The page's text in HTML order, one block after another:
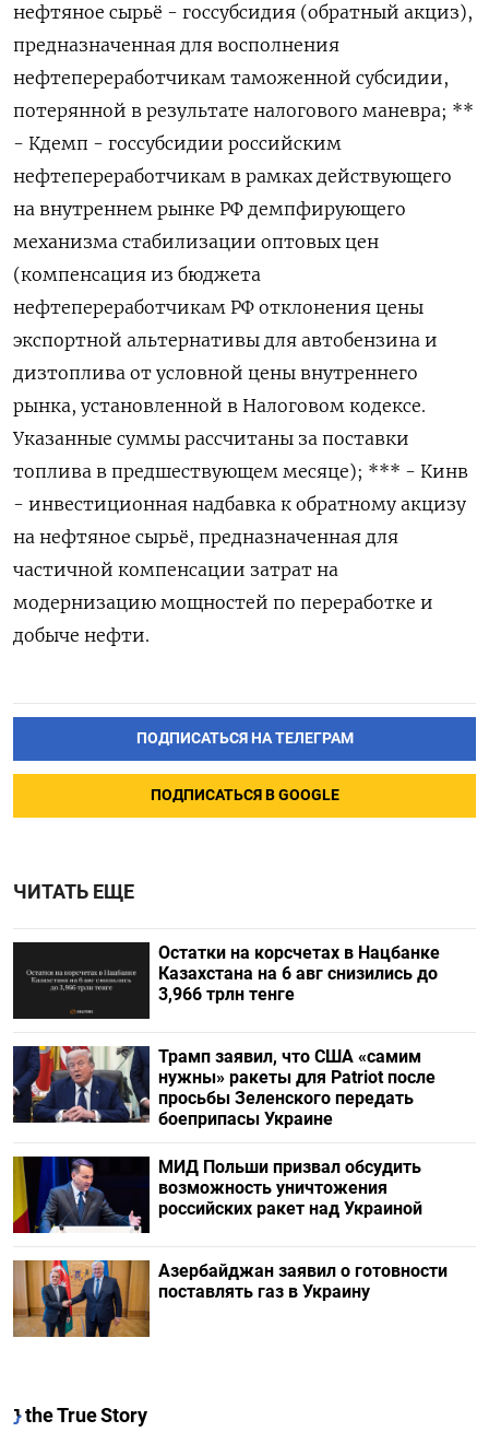
нефтяное ​сырьё - госсубсидия (обратный акциз),
предназначенная для восполнения
нефтепереработчикам таможенной субсидии,
потерянной в результате налогового маневра; **
- Кдемп - госсубсидии российским
нефтепереработчикам в рамках действующего
на внутреннем рынке РФ демпфирующего
механизма стабилизации оптовых цен
(компенсация из бюджета
нефтепереработчикам РФ отклонения цены
экспортной ​альтернативы для автобензина ⁠и
дизтоплива от условной цены внутреннего
рынка, установленной в Налоговом кодексе.
Указанные суммы ‌рассчитаны за поставки
топлива в предшествующем месяце); *** - Кинв
- ‌инвестиционная надбавка к обратному акцизу
на нефтяное сырьё, предназначенная ​для
частичной компенсации затрат на
модернизацию мощностей ‌по переработке и
добыче нефти.
ПОДПИСАТЬСЯ НА ТЕЛЕГРАМ
ПОДПИСАТЬСЯ В GOOGLE
ЧИТАТЬ ЕЩЕ
Остатки на корсчетах в Нацбанке
Казахстана на 6 авг снизились до
3,966 трлн тенге
Трамп заявил, что США «самим
нужны» ракеты для Patriot после
просьбы Зеленского передать
боеприпасы Украине
МИД Польши призвал обсудить
возможность уничтожения
российских ракет над Украиной
Азербайджан заявил о готовности
поставлять газ в Украину